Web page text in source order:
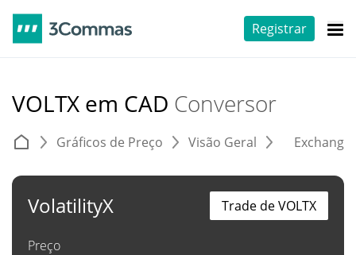
Registrar
VOLTX em CAD Conversor
Gráficos de Preço Visão Geral
VolatilityX
Preço
Trade de VOLTX